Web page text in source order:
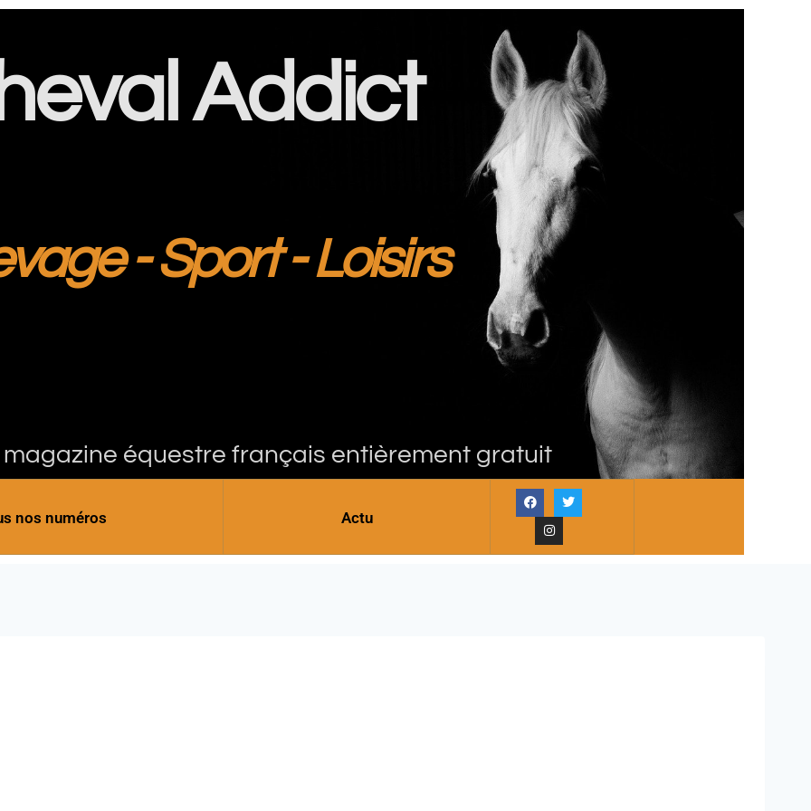
Addict
- Sport - Loisirs
équestre français entièrement gratuit
nos numéros Actu